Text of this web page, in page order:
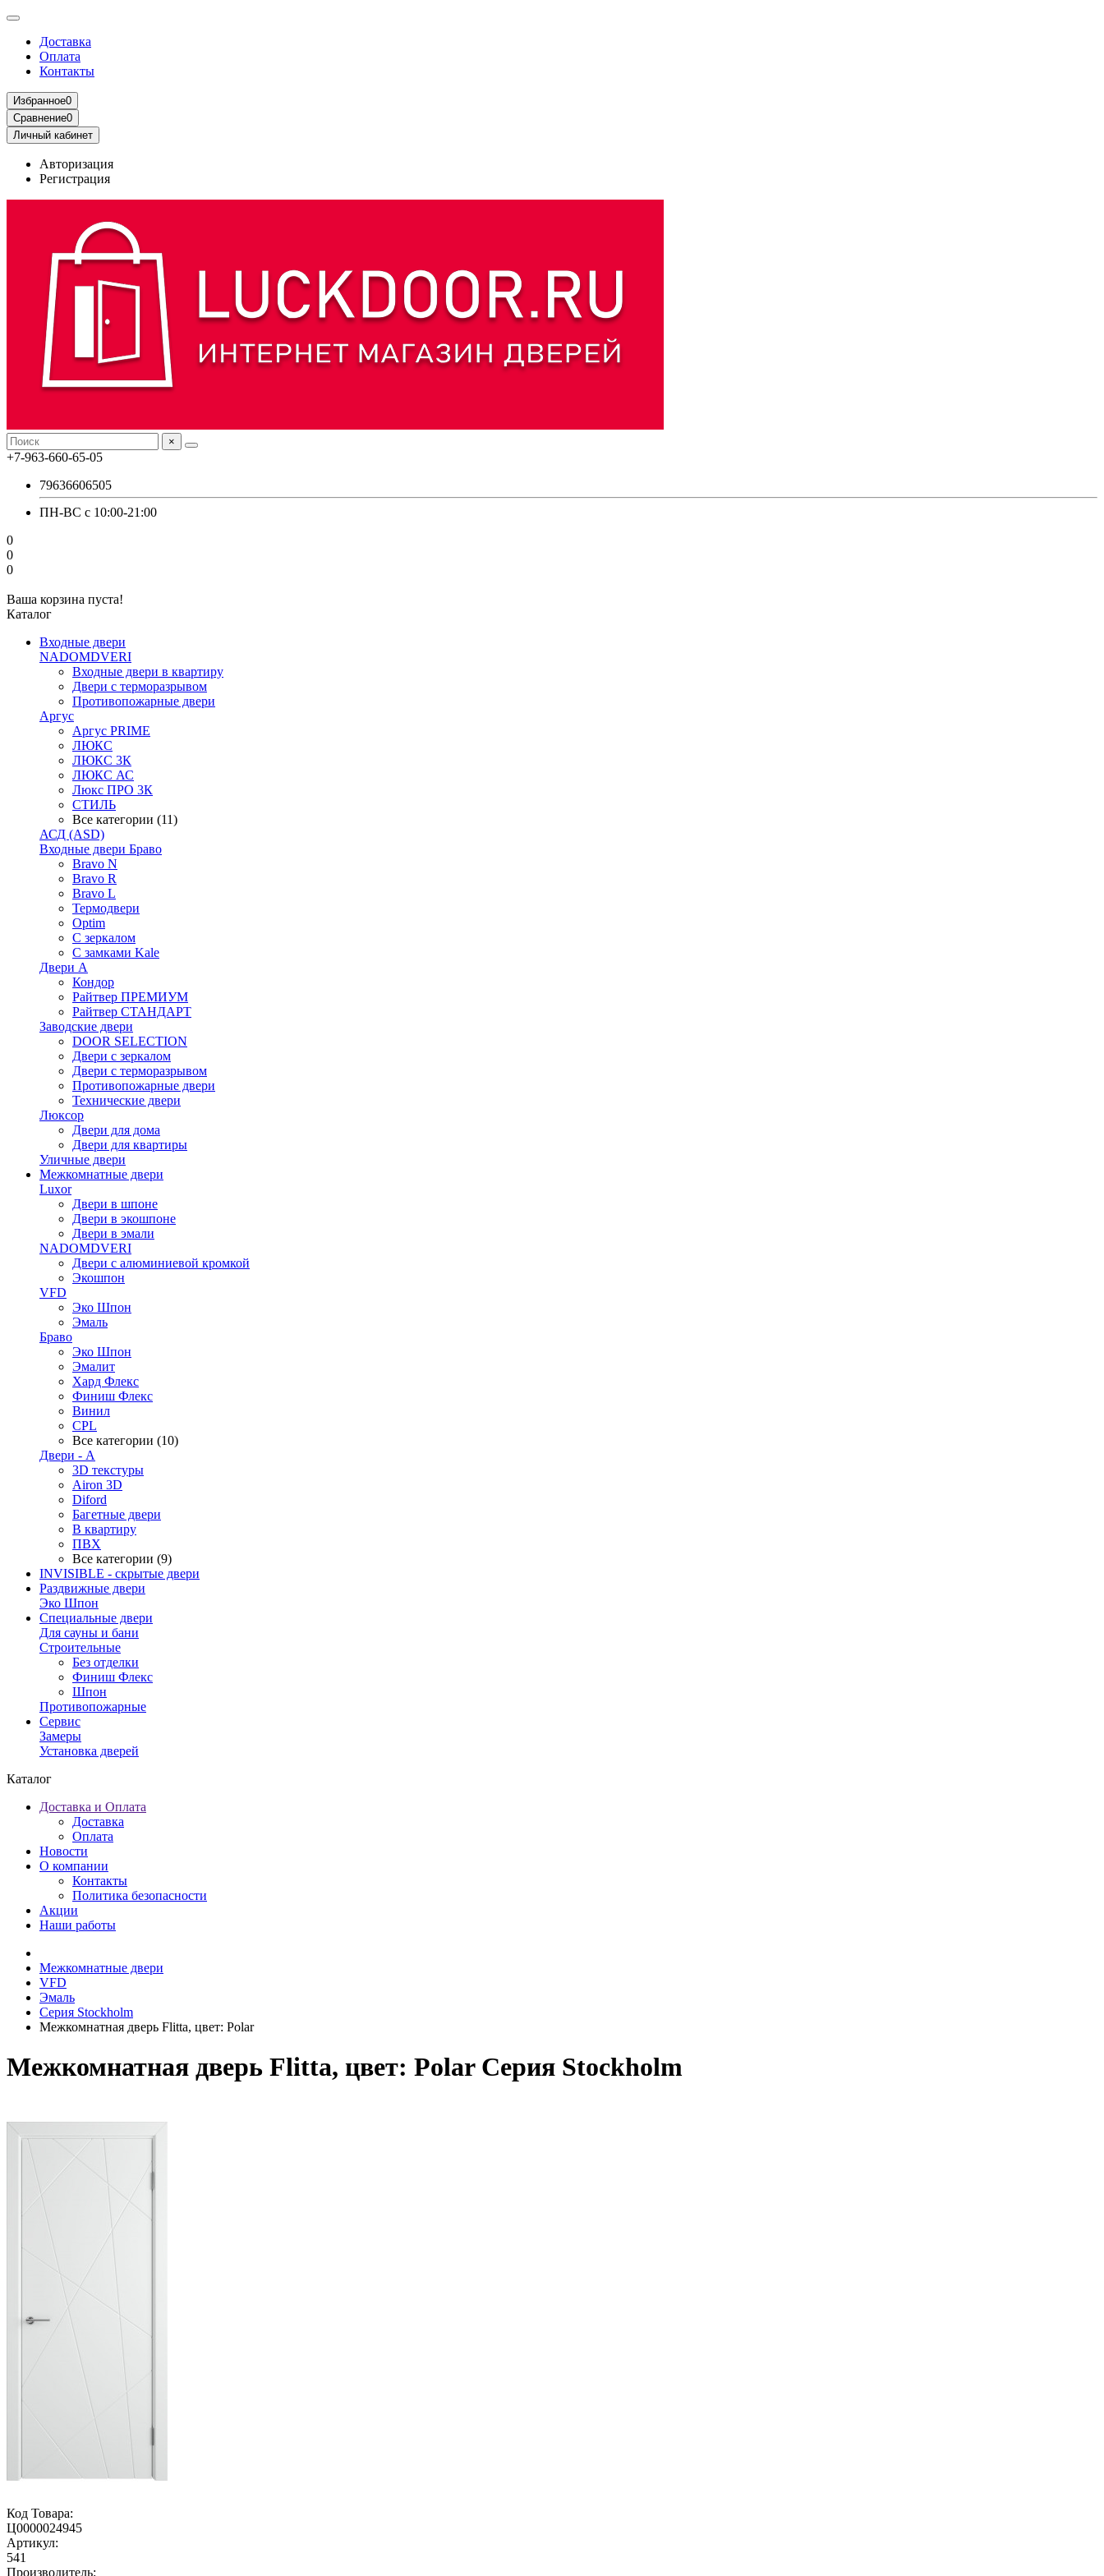
Доставка
Оплата
Контакты
Избранное0
Сравнение0
Личный кабинет
Авторизация
Регистрация
×
+7-963-660-65-05
79636606505
ПН-ВС с 10:00-21:00
0
0
0
Ваша корзина пуста!
Каталог
Входные двери
NADOMDVERI
Входные двери в квартиру
Двери с терморазрывом
Противопожарные двери
Аргус
Аргус PRIME
ЛЮКС
ЛЮКС 3К
ЛЮКС АС
Люкс ПРО 3К
СТИЛЬ
Все категории (11)
АСД (ASD)
Входные двери Браво
Bravo N
Bravo R
Bravo L
Термодвери
Optim
С зеркалом
С замками Kale
Двери А
Кондор
Райтвер ПРЕМИУМ
Райтвер СТАНДАРТ
Заводские двери
DOOR SELECTION
Двери с зеркалом
Двери с терморазрывом
Противопожарные двери
Технические двери
Люксор
Двери для дома
Двери для квартиры
Уличные двери
Межкомнатные двери
Luxor
Двери в шпоне
Двери в экошпоне
Двери в эмали
NADOMDVERI
Двери с алюминиевой кромкой
Экошпон
VFD
Эко Шпон
Эмаль
Браво
Эко Шпон
Эмалит
Хард Флекс
Финиш Флекс
Винил
CPL
Все категории (10)
Двери - А
3D текстуры
Airon 3D
Diford
Багетные двери
В квартиру
ПВХ
Все категории (9)
INVISIBLE - скрытые двери
Раздвижные двери
Эко Шпон
Специальные двери
Для сауны и бани
Строительные
Без отделки
Финиш Флекс
Шпон
Противопожарные
Сервис
Замеры
Установка дверей
Каталог
Доставка и Оплата
Доставка
Оплата
Новости
О компании
Контакты
Политика безопасности
Акции
Наши работы
Межкомнатные двери
VFD
Эмаль
Серия Stockholm
Межкомнатная дверь Flitta, цвет: Polar
Межкомнатная дверь Flitta, цвет: Polar Серия Stockholm
Код Товара:
Ц0000024945
Артикул:
541
Производитель: